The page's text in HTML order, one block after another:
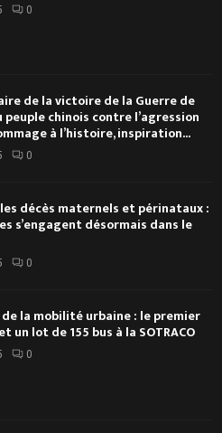
0
de la victoire de la Guerre de
chinois contre l’agression
à l’histoire, inspiration...
0
décès maternels et périnataux :
s’engagent désormais dans le
0
la mobilité urbaine : le premier
un lot de 155 bus à la SOTRACO
0